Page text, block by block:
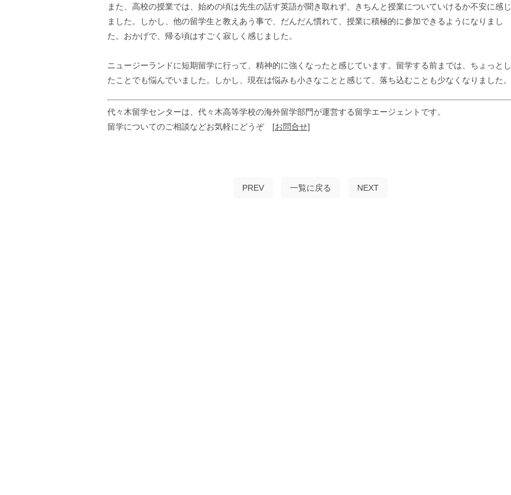
また、高校の授業では、始めの頃は先生の話す英語が聞き取れず、きちんと授業についていけるか不安に感じ
ました。しかし、他の留学生と教えあう事で、だんだん慣れて、授業に積極的に参加できるようになりまし
た。おかげで、帰る頃はすごく寂しく感じました。
ニュージーランドに短期留学に行って、精神的に強くなったと感じています。留学する前までは、ちょっとし
たことでも悩んでいました。しかし、現在は悩みも小さなことと感じて、落ち込むことも少なくなりました。
代々木留学センターは、代々木高等学校の海外留学部門が運営する留学エージェントです。
留学についてのご相談などお気軽にどうぞ [お問合せ]
PREV 一覧に戻る NEXT